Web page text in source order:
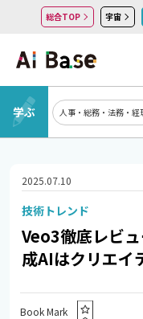
総合TOP 宇宙
学ぶ 人事・総務・法務・経
2025.07.10
技術トレンド
Veo3徹底レビ
成AIはクリエイ
Book Mark